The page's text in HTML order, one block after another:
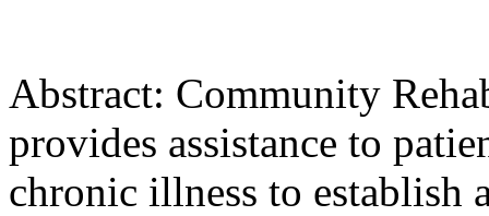
Abstract: Community
provides assistance to
chronic illness to establish